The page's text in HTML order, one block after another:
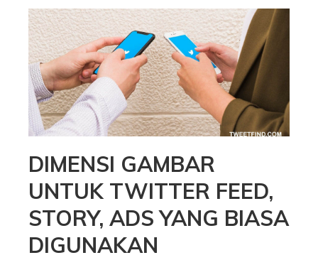
DIMENSI GAMBAR
UNTUK TWITTER FEED,
STORY, ADS YANG BIASA
DIGUNAKAN